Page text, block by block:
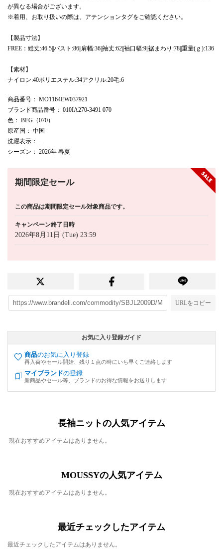
が異なる場合がございます。
※着用、お取り扱いの際は、アテンションタグをご確認ください。
【製品寸法】
FREE：総丈:46.5||バスト:86||肩幅:36||袖丈:62||袖口幅:9||裾まわり:78||重量(ｇ):136
【素材】
ナイロン:40ポリエステル:34アクリル:20毛:6
商品番号 ： MO1164EW037921
ブランド商品番号 ： 010IA270-3491 070
色 ： BEG（070）
原産国 ： 中国
洗濯表示 ： -
シーズン ： 2026年 春夏
期間限定セール
この商品は期間限定セール対象商品です。
キャンペーン終了日時
2026年8月11日 (Tue) 23:59
URLをコピー
お気に入り登録ガイド
商品のお気に入り登録
再入荷やセール開始、残り１点の時にいち早くご連絡します
マイブランドの登録
新商品やセール等、ブランドのお得な情報をお送りします
長袖ニットの人気アイテム
現在おすすめアイテムはありません。
MOUSSYの人気アイテム
現在おすすめアイテムはありません。
最近チェックしたアイテム
最近チェックしたアイテムはありません。